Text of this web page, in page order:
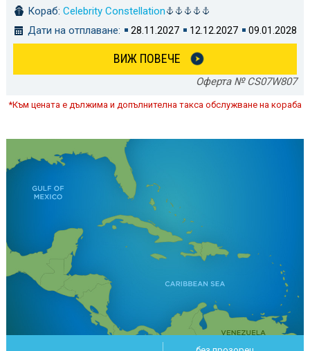
Кораб: Celebrity Constellation
Дати на отплаване:
28.11.2027 12.12.2027 09.01.2028
ВИЖ ПОВЕЧЕ
Оферта № CS07W807
*Към цената е дължима и допълнителна такса обслужване на кораба